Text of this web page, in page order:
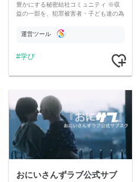
豊かにする秘密結社コミュニティ ※収
益の一部を、犯罪被害者・子ども達の為
す運営ツール
学び
おにいさんずラブ公式サブ